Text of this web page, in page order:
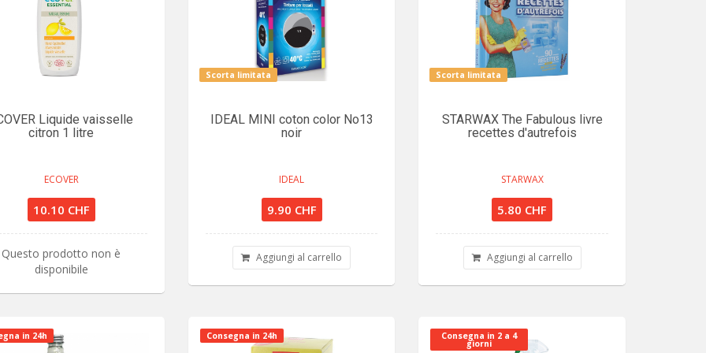
Liquide vaisselle
citron 1 litre
ECOVER
10.10 CHF
Questo prodotto non è
disponibile
Scorta limitata
IDEAL MINI coton color No13
noir
IDEAL
9.90 CHF
Aggiungi al carrello
Scorta limitata
STARWAX The Fabulous livre
recettes d'autrefois
STARWAX
5.80 CHF
Aggiungi al carrello
in 24h Consegna in 24h Consegna in 2 a 4
giorni